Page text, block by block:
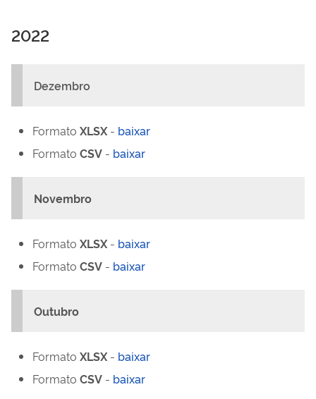
2022
Dezembro
Formato XLSX - baixar
Formato CSV - baixar
Novembro
Formato XLSX - baixar
Formato CSV - baixar
Outubro
Formato XLSX - baixar
Formato CSV - baixar